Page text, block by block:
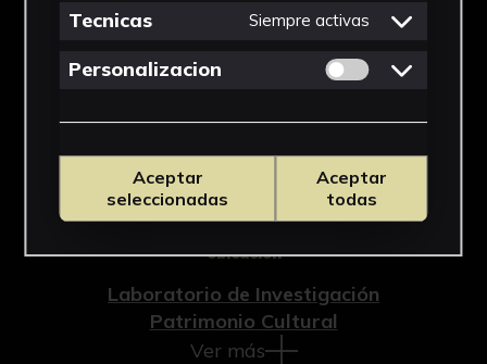
1988
Técnica
Impresión
Materiales
Cartulina
Ubicación
Laboratorio de Investigación
Patrimonio Cultural
Ver más
Tecnicas Siempre activas
Personalizacion Permitir cookies
Aceptar
seleccionadas
Aceptar
todas